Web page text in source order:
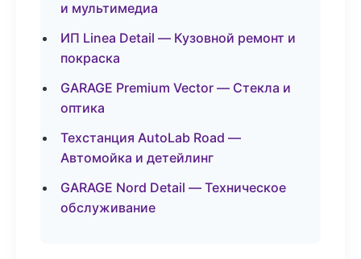
и мультимедиа
ИП Linea Detail — Кузовной ремонт и
покраска
GARAGE Premium Vector — Стекла и
оптика
Техстанция AutoLab Road —
Автомойка и детейлинг
GARAGE Nord Detail — Техническое
обслуживание